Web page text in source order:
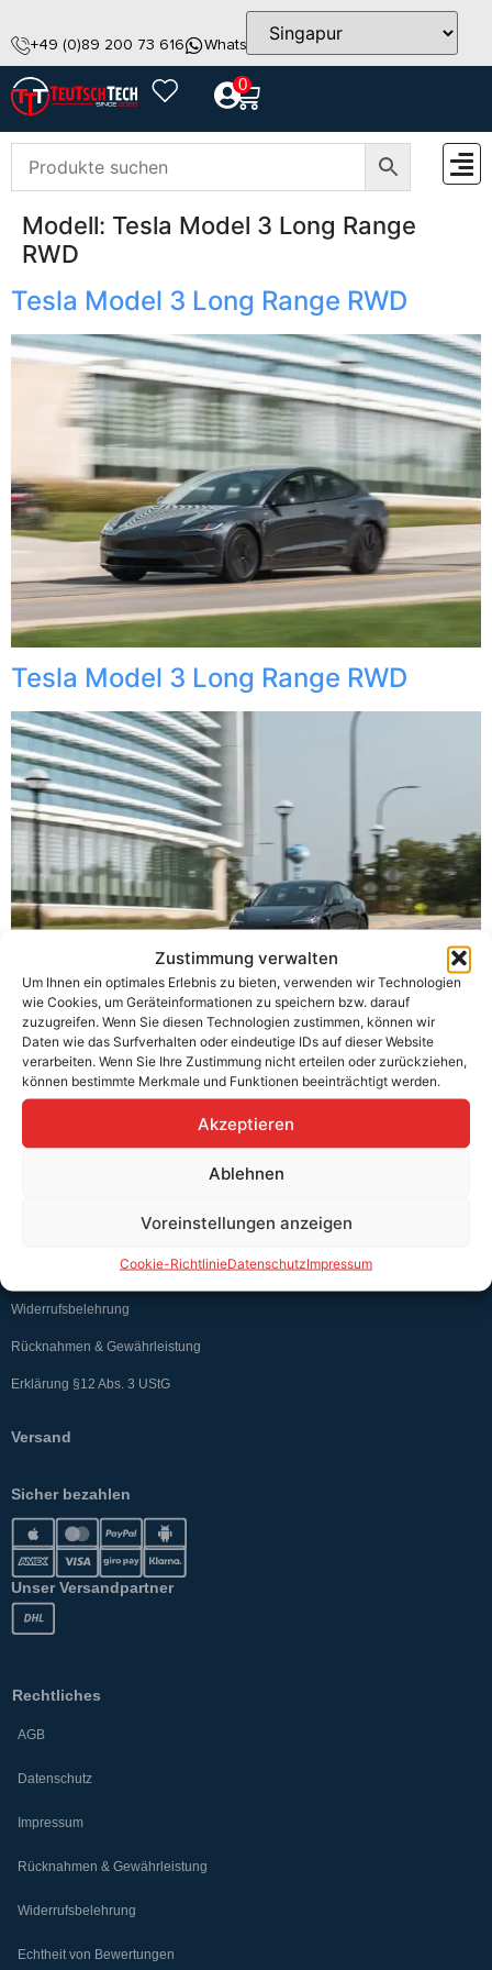
Zustimmung verwalten
Um Ihnen ein optimales Erlebnis zu bieten, verwenden wir Technologien
wie Cookies, um Geräteinformationen zu speichern bzw. darauf
zuzugreifen. Wenn Sie diesen Technologien zustimmen, können wir
Daten wie das Surfverhalten oder eindeutige IDs auf dieser Website
verarbeiten. Wenn Sie Ihre Zustimmung nicht erteilen oder zurückziehen,
können bestimmte Merkmale und Funktionen beeinträchtigt werden.
Akzeptieren
Ablehnen
Voreinstellungen anzeigen
Cookie-RichtlinieDatenschutzImpressum
+49 (0)89 200 73 616 WhatsApp info@teutschtech.com
0
Modell: Tesla Model 3 Long Range
RWD
Tesla Model 3 Long Range RWD
Tesla Model 3 Long Range RWD
Teutschtech ist ein Komplettanbieter im Bereich der E-Mobilität und
erneuerbaren Energien. Auf unserer Homepage findest du eine ausführliche
Widerrufsbelehrung
Rücknahmen & Gewährleistung
Erklärung §12 Abs. 3 UStG
Versand
Sicher bezahlen
Unser Versandpartner
Rechtliches
AGB
Datenschutz
Impressum
Rücknahmen & Gewährleistung
Widerrufsbelehrung
Echtheit von Bewertungen